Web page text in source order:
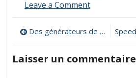
Leave a Commenton
créer
des
exercices
numériques
Navigation
de
l’article
Des générateurs de feuilles pour l’école
Laisser un commentaire